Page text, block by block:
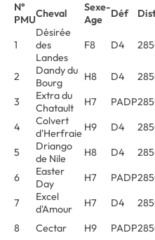
N°
PMUCheval
Sexe-
Age
Déf
1
Désirée
des
Landes
F8 D4
2
Dandy du
Bourg
H8 D4
3
Extra du
Chatault
H7 PADP
4
Colvert
d'Herfraie H9 D4
5
Driango
de Nile
H8 D4
6
Easter
Day
H7 PADP
7
Excel
d'Amour
H7 D4
8
Cectar H9 PADP